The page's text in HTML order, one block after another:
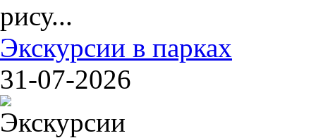
рису...
Экскурсии в парках
31-07-2026